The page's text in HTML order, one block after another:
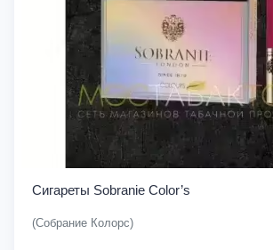
Сигареты Sobranie Color’s
(Собрание Колорс)